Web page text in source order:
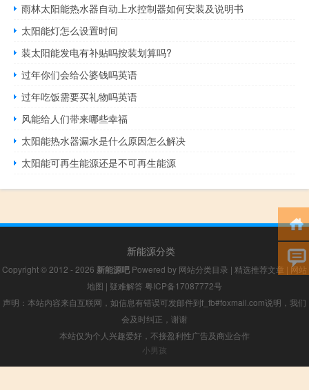
雨林太阳能热水器自动上水控制器如何安装及说明书
太阳能灯怎么设置时间
装太阳能发电有补贴吗按装划算吗?
过年你们会给公婆钱吗英语
过年吃饭需要买礼物吗英语
风能给人们带来哪些幸福
太阳能热水器漏水是什么原因怎么解决
太阳能可再生能源还是不可再生能源
新能源分类
Copyright © 2012 - 2026 新能源吧 Powered by 网站分类目录 | 精选推荐文章 | 网站
地图 | 疑难解答 粤ICP备17087772号
声明：本站内容来自互联网，如信息有错误可发邮件到f_fb#foxmail.com说明，我们
会及时纠正，谢谢
本站仅为个人兴趣爱好，不接盈利性广告及商业合作
小男孩